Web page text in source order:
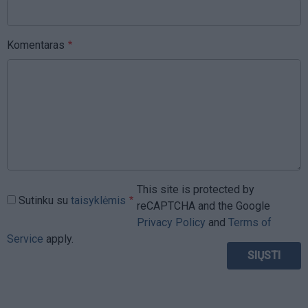
Komentaras
Sutinku su taisyklėmis
This site is protected by
reCAPTCHA and the Google
Privacy Policy and Terms of
Service apply.